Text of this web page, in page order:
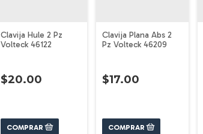
Clavija Hule 2 Pz
Volteck 46122
$20.00
Clavija Plana Abs 2
Pz Volteck 46209
$17.00